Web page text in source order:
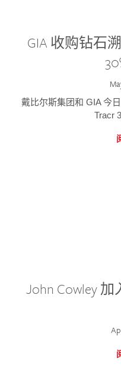
GIA 收购钻石
戴比尔斯集团和 GIA 今
Tracr
John Cowley